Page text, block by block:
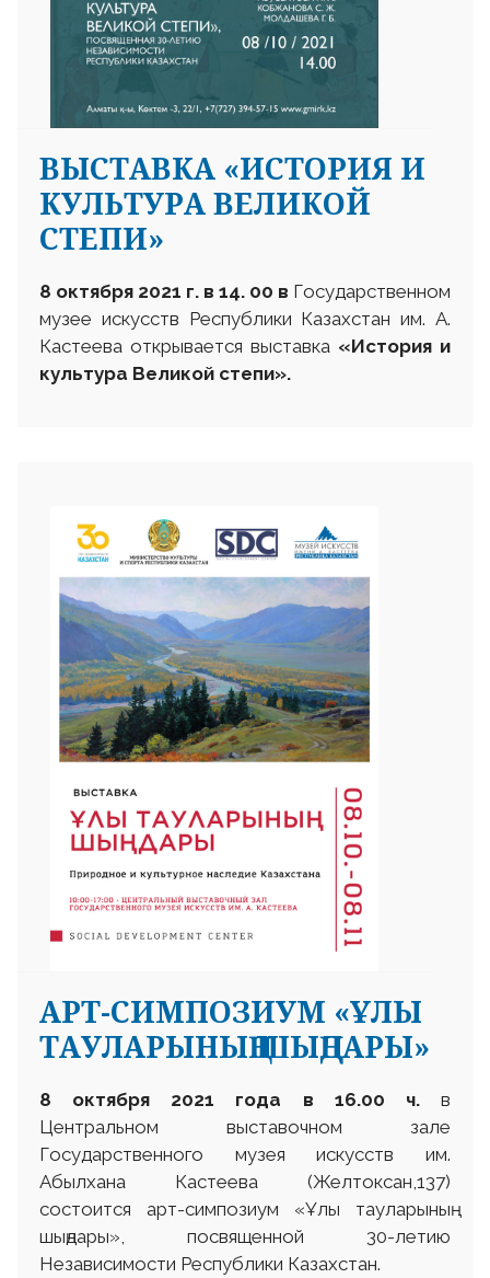
ВЫСТАВКА «ИСТОРИЯ И
КУЛЬТУРА ВЕЛИКОЙ
СТЕПИ»
8 октября 2021 г. в 14. 00 в Государственном
музее искусств Республики Казахстан им. А.
Кастеева открывается выставка «История и
культура Великой степи».
АРТ-СИМПОЗИУМ «ҰЛЫ
ТАУЛАРЫНЫҢ ШЫҢДАРЫ»
8 октября 2021 года в 16.00 ч.в
Центральном выставочном зале
Государственного музея искусств им.
Абылхана Кастеева (Желтоксан,137)
состоится арт-симпозиум «Ұлы тауларының
шыңдары», посвященной 30-летию
Независимости Республики Казахстан.